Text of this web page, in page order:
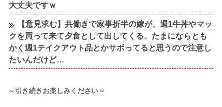
大丈夫ですｗ
【意見求む】共働きで家事折半の嫁が、週1牛丼やマッ
クを買って来て夕食として出してくる。たまにならとも
かく週1テイクアウト品とかサボってると思うので注意し
たいんだけど…
～引き続きお楽しみください～